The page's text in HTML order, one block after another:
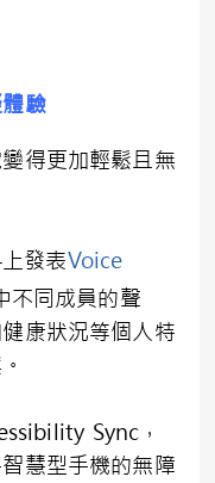
驗
得更加輕鬆且無
發表Voice
不同成員的聲
康狀況等個人特
Sync，
慧型手機的無障